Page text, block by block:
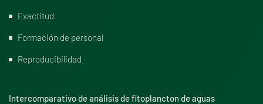
Exactitud
Formación de personal
Reproducibilidad
Intercomparativo de análisis de fitoplancton de aguas